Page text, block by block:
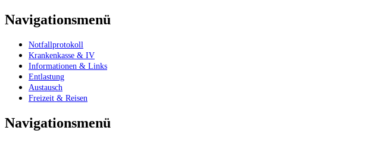
Navigationsmenü
Notfallprotokoll
Krankenkasse & IV
Informationen & Links
Entlastung
Austausch
Freizeit & Reisen
Navigationsmenü